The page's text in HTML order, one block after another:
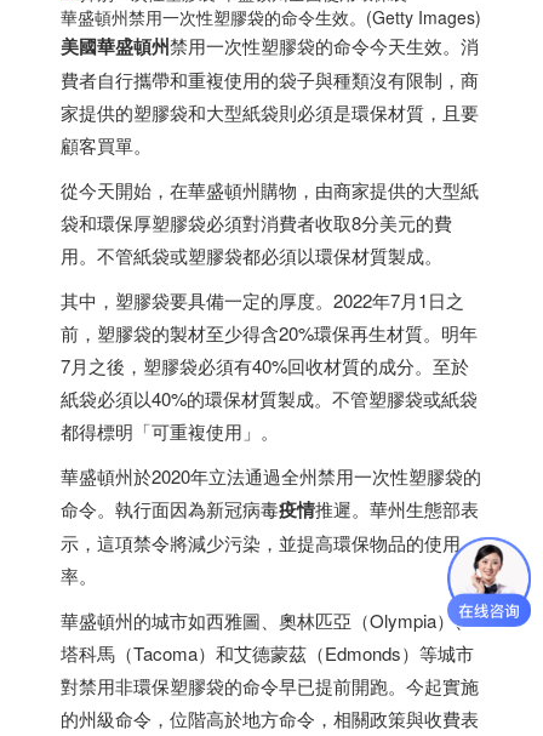
華盛頓州禁用一次性塑膠袋的命令生效。(Getty Images)
美國華盛頓州禁用一次性塑膠袋的命令今天生效。消
費者自行攜帶和重複使用的袋子與種類沒有限制，商
家提供的塑膠袋和大型紙袋則必須是環保材質，且要
顧客買單。
從今天開始，在華盛頓州購物，由商家提供的大型紙
袋和環保厚塑膠袋必須對消費者收取8分美元的費
用。不管紙袋或塑膠袋都必須以環保材質製成。
其中，塑膠袋要具備一定的厚度。2022年7月1日之
前，塑膠袋的製材至少得含20%環保再生材質。明年
7月之後，塑膠袋必須有40%回收材質的成分。至於
紙袋必須以40%的環保材質製成。不管塑膠袋或紙袋
都得標明「可重複使用」。
華盛頓州於2020年立法通過全州禁用一次性塑膠袋的
命令。執行面因為新冠病毒疫情推遲。華州生態部表
示，這項禁令將減少污染，並提高環保物品的使用
率。
華盛頓州的城市如西雅圖、奧林匹亞（Olympia）、
塔科馬（Tacoma）和艾德蒙茲（Edmonds）等城市
對禁用非環保塑膠袋的命令早已提前開跑。今起實施
的州級命令，位階高於地方命令，相關政策與收費表